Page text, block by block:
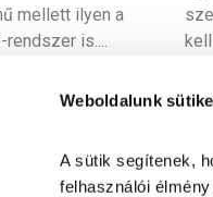
Weboldalunk
A sütik segítenek,
felhasználói
mellett ilyen a
is....